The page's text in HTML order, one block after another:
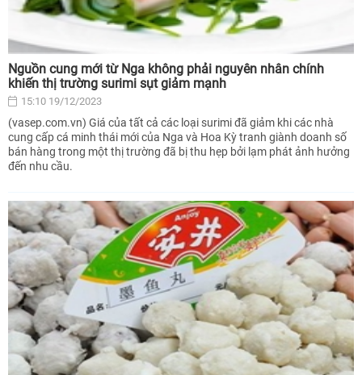
Nguồn cung mới từ Nga không phải nguyên nhân chính
khiến thị trường surimi sụt giảm mạnh
15:10 19/12/2023
(vasep.com.vn) Giá của tất cả các loại surimi đã giảm khi các nhà
cung cấp cá minh thái mới của Nga và Hoa Kỳ tranh giành doanh số
bán hàng trong một thị trường đã bị thu hẹp bởi lạm phát ảnh hưởng
đến nhu cầu.